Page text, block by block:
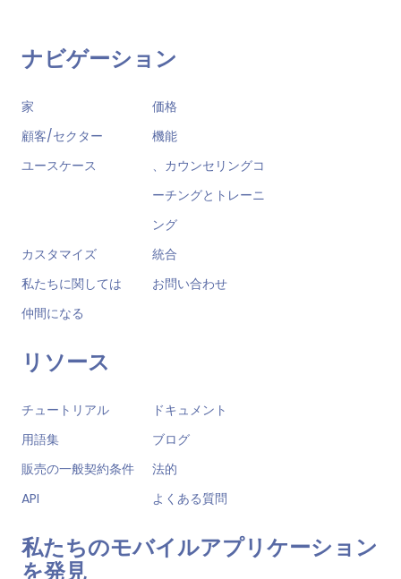
ナビゲーション
家
価格
顧客/セクター
機能
ユースケース
、カウンセリングコ
ーチングとトレーニ
ング
カスタマイズ
統合
私たちに関しては
お問い合わせ
仲間になる
リソース
チュートリアル
ドキュメント
用語集
ブログ
販売の一般契約条件
法的
API
よくある質問
私たちのモバイルアプリケーション
を発見